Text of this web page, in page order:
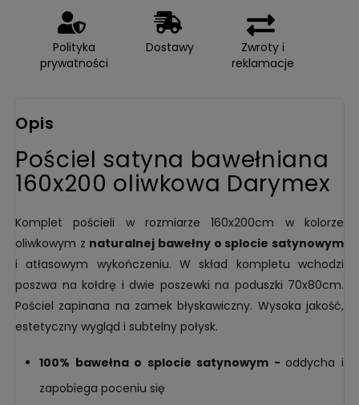
Polityka
prywatności
Dostawy
Zwroty i
reklamacje
Opis
Pościel satyna bawełniana
160x200 oliwkowa Darymex
Komplet pościeli w rozmiarze 160x200cm w kolorze
oliwkowym z naturalnej bawełny o splocie satynowym
i atłasowym wykończeniu. W skład kompletu wchodzi
poszwa na kołdrę i dwie poszewki na poduszki 70x80cm.
Pościel zapinana na zamek błyskawiczny. Wysoka jakość,
estetyczny wygląd i subtelny połysk.
100% bawełna o splocie satynowym - oddycha i
zapobiega poceniu się